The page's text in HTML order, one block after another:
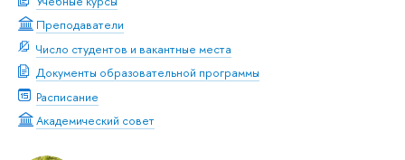
Преподаватели
Число студентов и вакантные места
Документы образовательной программы
Расписание
Академический совет